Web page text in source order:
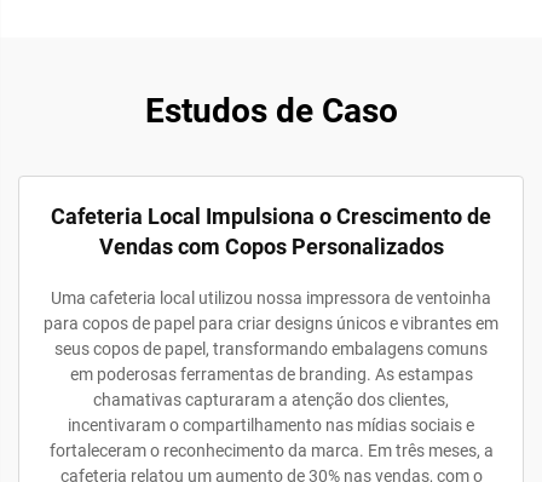
Estudos de Caso
Cafeteria Local Impulsiona o Crescimento de
Vendas com Copos Personalizados
Uma cafeteria local utilizou nossa impressora de ventoinha
para copos de papel para criar designs únicos e vibrantes em
seus copos de papel, transformando embalagens comuns
em poderosas ferramentas de branding. As estampas
chamativas capturaram a atenção dos clientes,
incentivaram o compartilhamento nas mídias sociais e
fortaleceram o reconhecimento da marca. Em três meses, a
cafeteria relatou um aumento de 30% nas vendas, com o